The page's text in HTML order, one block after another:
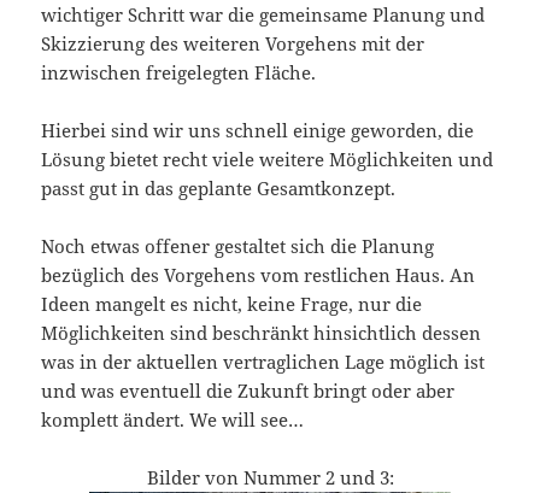
wichtiger Schritt war die gemeinsame Planung und
Skizzierung des weiteren Vorgehens mit der
inzwischen freigelegten Fläche.
Hierbei sind wir uns schnell einige geworden, die
Lösung bietet recht viele weitere Möglichkeiten und
passt gut in das geplante Gesamtkonzept.
Noch etwas offener gestaltet sich die Planung
bezüglich des Vorgehens vom restlichen Haus. An
Ideen mangelt es nicht, keine Frage, nur die
Möglichkeiten sind beschränkt hinsichtlich dessen
was in der aktuellen vertraglichen Lage möglich ist
und was eventuell die Zukunft bringt oder aber
komplett ändert. We will see…
Bilder von Nummer 2 und 3: